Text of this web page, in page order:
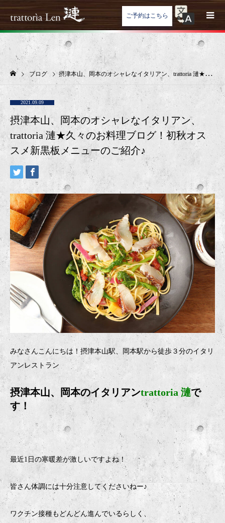
ご予約はこちら
ブログ 摂津本山、岡本のオシャレなイタリアン、trattoria 漣★久々のお料理ブログ！初秋オススメ新黒板メニューのご紹介♪
2021.09.09
摂津本山、岡本のオシャレなイタリアン、
trattoria 漣★久々のお料理ブログ！初秋オス
スメ新黒板メニューのご紹介♪
みなさんこんにちは！摂津本山駅、岡本駅から徒歩３分のイタリ
アンレストラン
摂津本山、岡本のイタリアンtrattoria 漣で
す！
最近1日の寒暖差が激しいですよね！
皆さん体調には十分注意してくださいねー♪
ワクチン接種もどんどん進んでいるらしく、